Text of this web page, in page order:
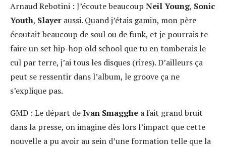
Arnaud Rebotini : J’écoute beaucoup Neil Young, Sonic
Youth, Slayer aussi. Quand j’étais gamin, mon père
écoutait beaucoup de soul ou de funk, et je pourrais te
faire un set hip-hop old school que tu en tomberais le
cul par terre, j’ai tous les disques (rires). D’ailleurs ça
peut se ressentir dans l’album, le groove ça ne
s’explique pas.
GMD : Le départ deIvan Smagghe a fait grand bruit
dans la presse, on imagine dès lors l’impact que cette
nouvelle a pu avoir au sein d’une formation telle que la